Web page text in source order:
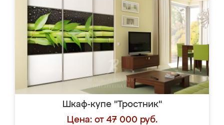
Шкаф-купе "Тростник"
Цена: от 47 000 руб.